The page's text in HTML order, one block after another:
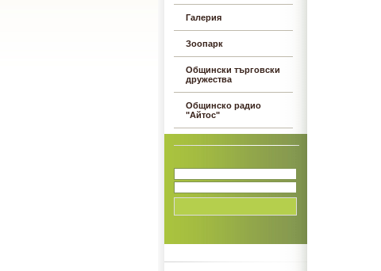
Галерия
Зоопарк
Общински търговски
дружества
Общинско радио
"Айтос"